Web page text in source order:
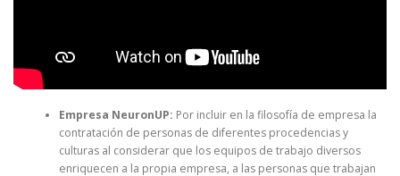
Empresa NeuronUP: Por incluir en la filosofía de empresa la
contratación de personas de diferentes procedencias y
culturas al considerar que los equipos de trabajo diversos
enriquecen a la propia empresa, a las personas que trabajan